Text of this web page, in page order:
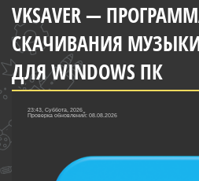
VKSAVER —
СКАЧИВАНИЯ МУЗЫКИ
ДЛЯ WINDOWS ПК
23:43, Суббота, 2026
Проверка обновлений: 08.08.2026